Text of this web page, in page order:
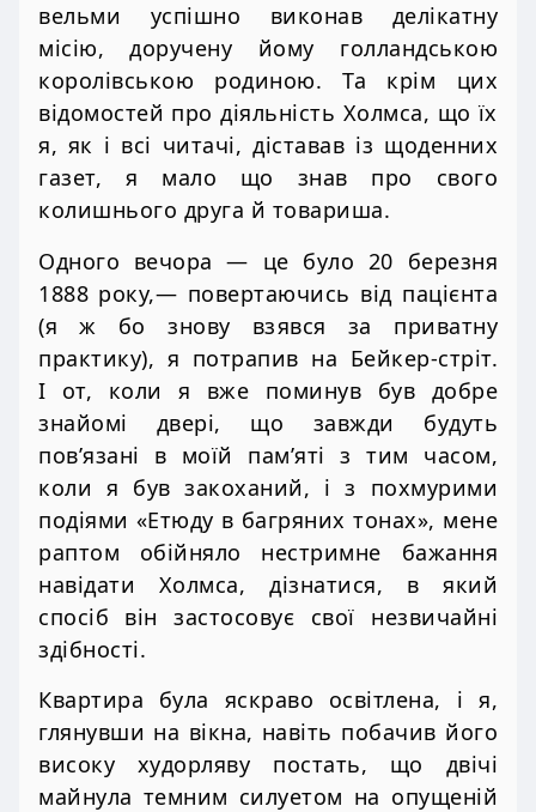
вельми успішно виконав делікатну
місію, доручену йому голландською
королівською родиною. Та крім цих
відомостей про діяльність Холмса, що їх
я, як і всі читачі, діставав із щоденних
газет, я мало що знав про свого
колишнього друга й товариша.
Одного вечора — це було 20 березня
1888 року,— повертаючись від пацієнта
(я ж бо знову взявся за приватну
практику), я потрапив на Бейкер-стріт.
І от, коли я вже поминув був добре
знайомі двері, що завжди будуть
пов’язані в моїй пам’яті з тим часом,
коли я був закоханий, і з похмурими
подіями «Етюду в багряних тонах», мене
раптом обійняло нестримне бажання
навідати Холмса, дізнатися, в який
спосіб він застосовує свої незвичайні
здібності.
Квартира була яскраво освітлена, і я,
глянувши на вікна, навіть побачив його
високу худорляву постать, що двічі
майнула темним силуетом на опущеній